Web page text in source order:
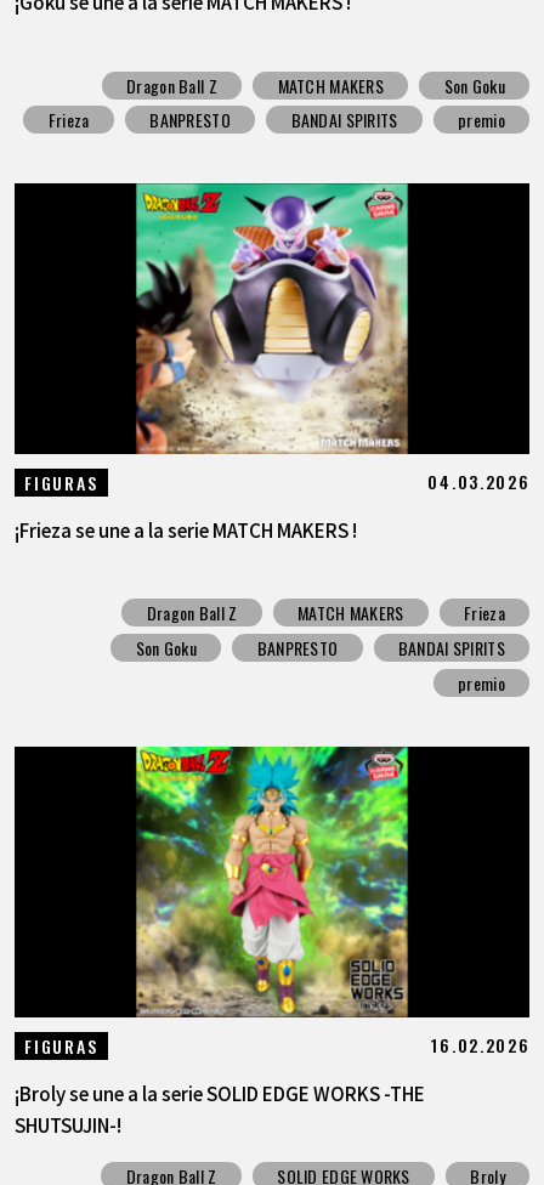
Dragon Ball Z MATCH MAKERS
Son Goku
Frieza
BANPRESTO BANDAI SPIRITS premio
FIGURAS 04.03.2026
¡Frieza se une a la serie MATCH MAKERS !
Dragon Ball Z MATCH MAKERS
Frieza
Son Goku
BANPRESTO
BANDAI SPIRITS
premio
FIGURAS 16.02.2026
¡Broly se une a la serie SOLID EDGE WORKS -THE
SHUTSUJIN-!
Dragon Ball Z SOLID EDGE WORKS
Broly